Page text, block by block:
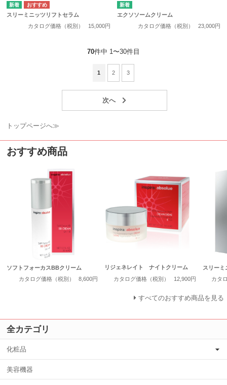
スリーミニッツリフトセラム
カタログ価格（税別）
15,000円
エクソソームクリーム
カタログ価格（税別）
23,000円
70件中 1〜30件目
1 2 3
トップページへ≫
おすすめ商品
ソフトフォーカスBBクリーム
カタログ価格（税別）
8,600円
リジェネレイト ナイトクリーム
カタログ価格（税別）
12,900円
スリーミ
カタ
すべてのおすすめ商品を見る
全カテゴリ
化粧品
美容機器